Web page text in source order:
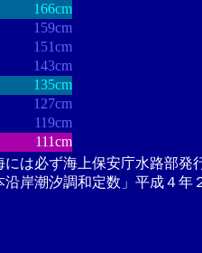
166cm
159cm
151cm
143cm
135cm
127cm
119cm
111cm
は必ず海上保安庁水路部発
岸潮汐調和定数」平成４年